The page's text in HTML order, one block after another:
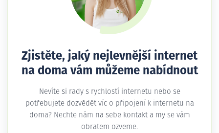
Zjistěte, jaký nejlevnější internet
na doma vám můžeme nabídnout
Nevíte si rady s rychlostí internetu nebo se
potřebujete dozvědět víc o připojení k internetu na
doma? Nechte nám na sebe kontakt a my se vám
obratem ozveme.